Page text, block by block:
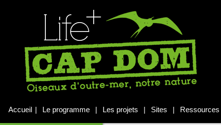
Accueil | Le programme | Les projets | Sites | Ressources